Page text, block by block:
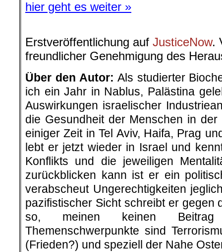
hier geht es weiter »
Erstveröffentlichung auf JusticeNow.
freundlicher Genehmigung des
Über den Autor: Als studierter
ich ein Jahr in Nablus, Palästina
Auswirkungen israelischer
die Gesundheit der Menschen in
einiger Zeit in Tel Aviv, Haifa, Prag
lebt er jetzt wieder in Israel und
Konflikts und die jeweiligen
zurückblicken kann ist er ein
verabscheut Ungerechtigkeiten
pazifistischer Sicht schreibt er gegen
so, meinen keinen
Themenschwerpunkte sind
(Frieden?) und speziell der Nahe